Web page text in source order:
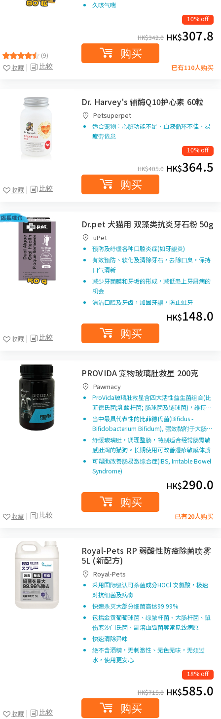
(9)
比较
收藏
久咳气喘
10% off
HK$342.0 HK$307.8
购买
已有110人购买
比较
收藏
Dr. Harvey's 辅酶Q10护心素 60粒
Petsuperpet
适合宠物︰心脏功能不足、血液循环不佳、易
疲劳倦怠
10% off
HK$405.0 HK$364.5
购买
比较
收藏
Dr.pet 犬猫用 双藻类抗炎牙石粉 50g
uPet
预防及纾缓各种口腔炎症(如牙龈炎)
有效预防、软化及清除牙石，去除口臭，保持
口气清新
减少牙菌膜和牙垢的形成，减低患上牙周病的
机会
清洁口腔及牙齿，加固牙龈，防止蛀牙
HK$148.0
购买
比较
收藏
PROVIDA 宠物玻璃肚救星 200克
Pawmacy
ProVida玻璃肚救星含四大活性益生菌组合(比
菲德氏菌;乳酸杆菌; 肠球菌及链球菌)，维持…
当中最具代表性的比菲德氏菌(Bifidus -
Bifidobacterium Bifidum), 强效黏附于大肠…
纾缓玻璃肚，调理整肠，特别适合经常肠胃敏
感肚泻的猫狗。长期使用可改善湿疹敏感体质
可帮助改善肠易激综合症(IBS, Irritable Bowel
Syndrome)
HK$290.0
购买
已有20人购买
比较
收藏
Royal-Pets RP 弱酸性防疫除菌喷雾
5L (新配方)
Royal-Pets
采用国际级认可杀菌成分HOCl 次氯酸，极速
对抗细菌及病毒
快速杀灭大部分细菌高达99.99%
包括金黄葡萄球菌、绿脓杆菌、大肠杆菌、鼠
伤寒沙门氏菌、副溶血弧菌等常见致病原
快速清除异味
绝不含酒精，无刺激性、无色无味，无须过
水，使用更安心
18% off
HK$715.0 HK$585.0
购买